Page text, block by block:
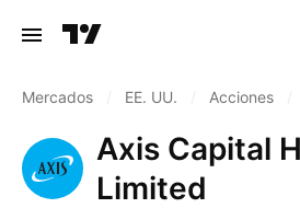
Mercados EE. UU. Acciones
Axis Capital
Limited